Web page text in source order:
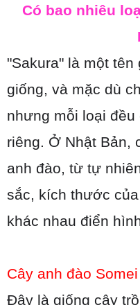
Có bao nhiêu
"Sakura" là một
giống, và mặc dù
nhưng mỗi loại
riêng. Ở Nhật Bản,
anh đào, từ tự
sắc, kích thước
khác nhau điển
Cây anh đào
Đây là giống cây